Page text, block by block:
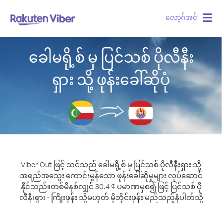
လော့ဂ်အင်
ခေါမရို့စ် မှ ပြင်သစ် ပိုလီနီး
ရှား သို့ ဖုန်းခေါ်ဆိုပုံ
Viber Out ဖြင့် သင်သည် ခေါမရို့စ် မှ ပြင်သစ် ပိုလီနီးရှား သို့
အရည်အသွေး ကောင်းမွန်သော ဖုန်းခေါ်ဆိုမှုများ လုပ်ဆောင်
နိုင်သည်။တစ်မိနစ်လျှင် 30.4 ¢ ပမာဏမှစ၍ ဖြင့် ပြင်သစ် ပို
လီနီးရှား - ကြိုးဖုန်း သို့မဟုတ် မိုဘိုင်းဖုန်း မည်သည့်နံပါတ်သို့